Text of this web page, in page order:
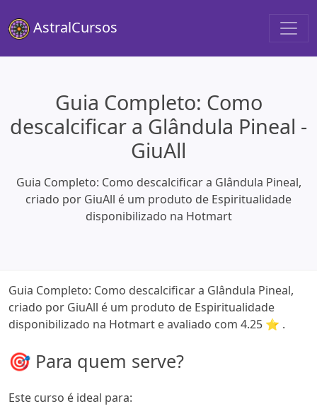
AstralCursos
Guia Completo: Como
descalcificar a Glândula Pineal -
GiuAll
Guia Completo: Como descalcificar a Glândula Pineal,
criado por GiuAll é um produto de Espiritualidade
disponibilizado na Hotmart
Guia Completo: Como descalcificar a Glândula Pineal,
criado por GiuAll é um produto de Espiritualidade
disponibilizado na Hotmart e avaliado com 4.25 ⭐ .
🎯 Para quem serve?
Este curso é ideal para: